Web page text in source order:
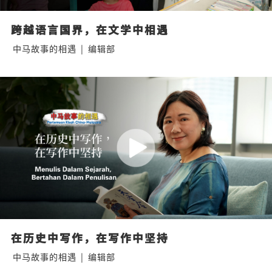
跨越语言国界，在文学中相遇
中马故事的相遇 | 编辑部
在历史中写作，在写作中坚持
中马故事的相遇 | 编辑部